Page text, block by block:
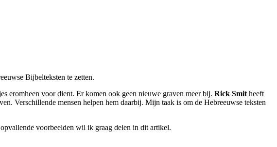
Bijbelteksten te zetten.
eromheen voor dient. Er komen ook geen nieuwe graven meer bij. Rick Smit heeft
Verschillende mensen helpen hem daarbij. Mijn taak is om de Hebreeuwse teksten
voorbeelden wil ik graag delen in dit artikel.